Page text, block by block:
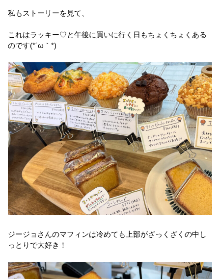
私もストーリーを見て、
これはラッキー♡と午後に買いに行く日もちょくちょくある
のです(*´ω｀*)
ジージョさんのマフィンは冷めても上部がざっくざくの中し
っとりで大好き！